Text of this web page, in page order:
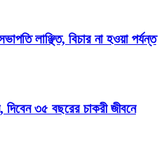
লাঞ্ছিত, বিচার না হওয়া পর্যন্ত
৩৫ বছরের চাকরী জীবনে